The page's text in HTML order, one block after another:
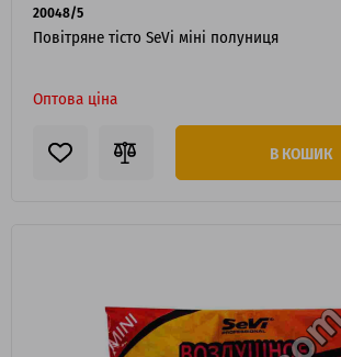
20048/5
Повітряне тісто SeVi міні полуниця
Оптова ціна
В КОШИК